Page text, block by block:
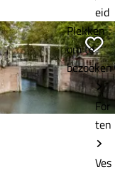
eid
Plekken
om te
bezoeken
For
ten
Ves